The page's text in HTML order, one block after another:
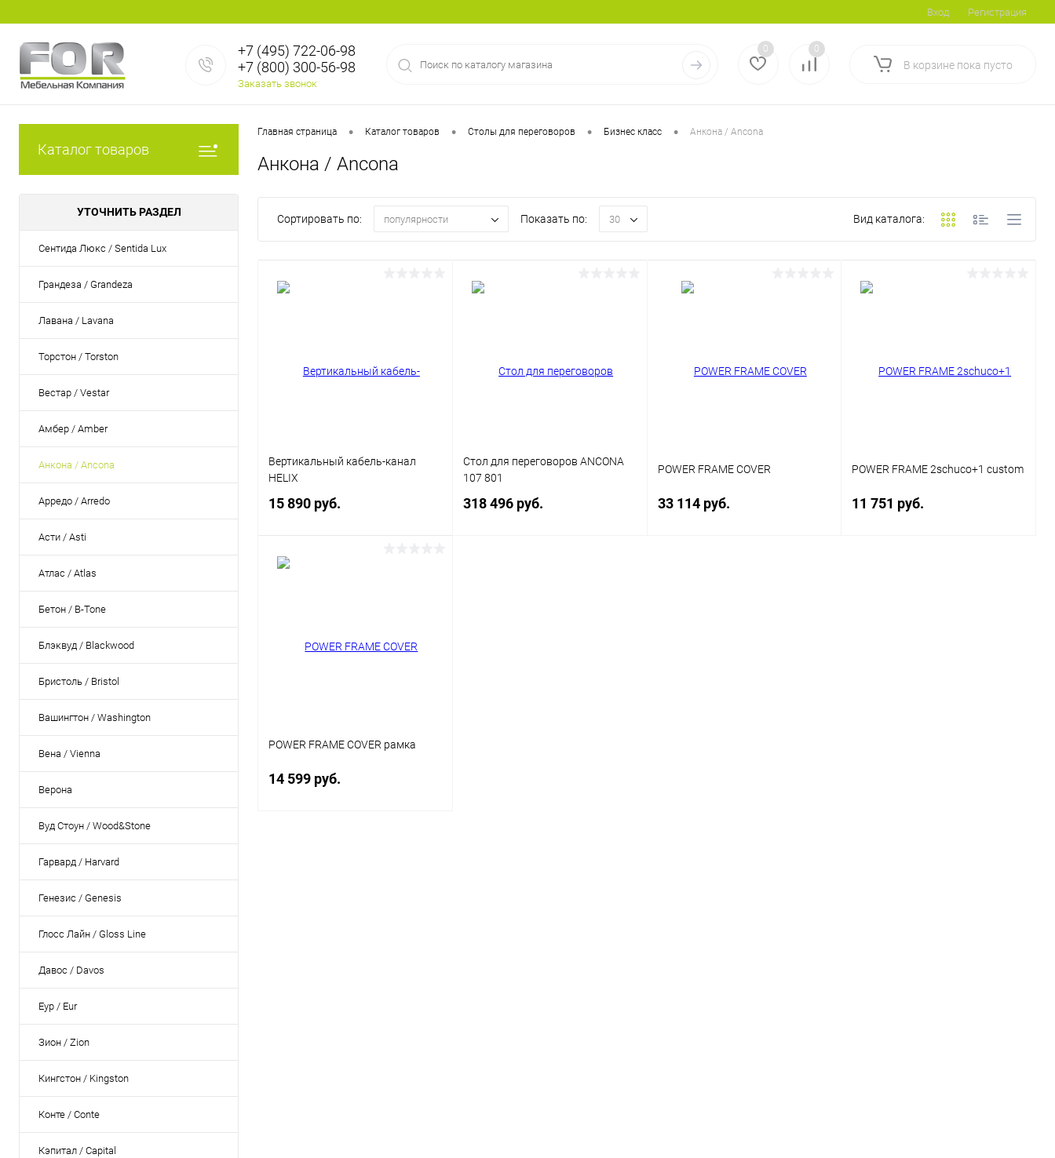
Вход Регистрация
+7 (495) 722-06-98
+7 (800) 300-56-98
Заказать звонок
0 0
В корзине пока пусто
Каталог товаров
УТОЧНИТЬ РАЗДЕЛ
Сентида Люкс / Sentida Lux
Грандеза / Grandeza
Лавана / Lavana
Торстон / Torston
Вестар / Vestar
Амбер / Amber
Анкона / Ancona
Арредо / Arredo
Асти / Asti
Атлас / Atlas
Бетон / B-Tone
Блэквуд / Blackwood
Бристоль / Bristol
Вашингтон / Washington
Вена / Vienna
Верона
Вуд Стоун / Wood&Stone
Гарвард / Harvard
Генезис / Genesis
Глосс Лайн / Gloss Line
Давос / Davos
Еур / Eur
Зион / Zion
Кингстон / Kingston
Конте / Conte
Кэпитал / Capital
Главная страница • Каталог товаров • Столы для переговоров • Бизнес класс • Анкона / Ancona
Анкона / Ancona
Сортировать по: популярности Показать по: 30 Вид каталога:
Вертикальный кабель-канал
HELIX
15 890 руб.
Стол для переговоров ANCONA
107 801
318 496 руб.
POWER FRAME COVER
33 114 руб.
POWER FRAME 2schuco+1 custom
11 751 руб.
POWER FRAME COVER рамка
14 599 руб.